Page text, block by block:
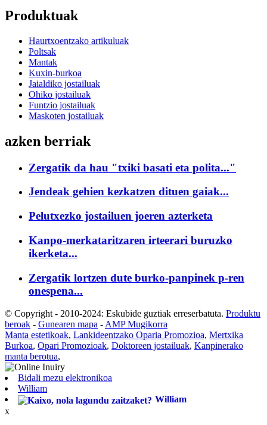
Produktuak
Haurtxoentzako artikuluak
Poltsak
Mantak
Kuxin-burkoa
Jaialdiko jostailuak
Ohiko jostailuak
Funtzio jostailuak
Maskoten jostailuak
azken berriak
Zergatik da hau "txiki basati eta polita..."
Jendeak gehien kezkatzen dituen gaiak...
Pelutxezko jostailuen joeren azterketa
Kanpo-merkataritzaren irteerari buruzko
ikerketa...
Zergatik lortzen dute burko-panpinek p-ren
onespena...
© Copyright - 2010-2024: Eskubide guztiak erreserbatuta. Produktu
beroak - Gunearen mapa - AMP Mugikorra
Manta estetikoak, Lankideentzako Oparia Promozioa, Mertxika
Burkoa, Opari Promozioak, Doktoreen jostailuak, Kanpinerako
manta berotua,
Bidali mezu elektronikoa
William
William
x